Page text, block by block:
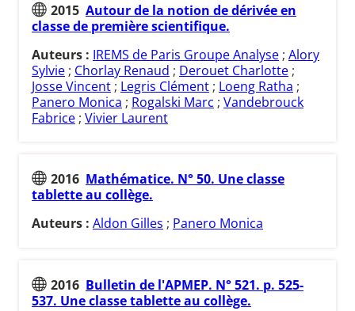
2015 Autour de la notion de dérivée en
classe de première scientifique.
Auteurs : IREMS de Paris Groupe Analyse ; Alory
Sylvie ; Chorlay Renaud ; Derouet Charlotte ;
Josse Vincent ; Legris Clément ; Loeng Ratha ;
Panero Monica ; Rogalski Marc ; Vandebrouck
Fabrice ; Vivier Laurent
2016 Mathématice. N° 50. Une classe
tablette au collège.
Auteurs : Aldon Gilles ; Panero Monica
2016 Bulletin de l'APMEP. N° 521. p. 525-
537. Une classe tablette au collège.